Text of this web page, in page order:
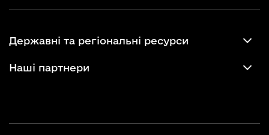
Державні та регіональні ресурси
Наші партнери